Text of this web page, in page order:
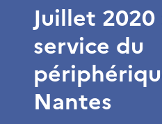
Juillet
service du
Nantes